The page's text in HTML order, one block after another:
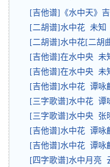
[吉他谱]《水中天》
[二胡谱]水中花 未知
[二胡谱]水中花[二胡
[吉他谱]在水中央 未
[吉他谱]在水中央 未
[吉他谱]水中花 谭咏
[三字歌谱]水中花 谭
[三字歌谱]水中央 张
[吉他谱]水中花 谭咏
[吉他谱]水中花 谭咏
[四字歌谱]水中月亮